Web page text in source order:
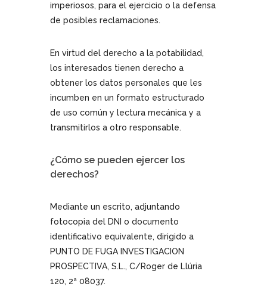
imperiosos, para el ejercicio o la defensa
de posibles reclamaciones.
En virtud del derecho a la potabilidad,
los interesados tienen derecho a
obtener los datos personales que les
incumben en un formato estructurado
de uso común y lectura mecánica y a
transmitirlos a otro responsable.
¿Cómo se pueden ejercer los
derechos?
Mediante un escrito, adjuntando
fotocopia del DNI o documento
identificativo equivalente, dirigido a
PUNTO DE FUGA INVESTIGACION
PROSPECTIVA, S.L., C/Roger de Llúria
120, 2ª 08037.